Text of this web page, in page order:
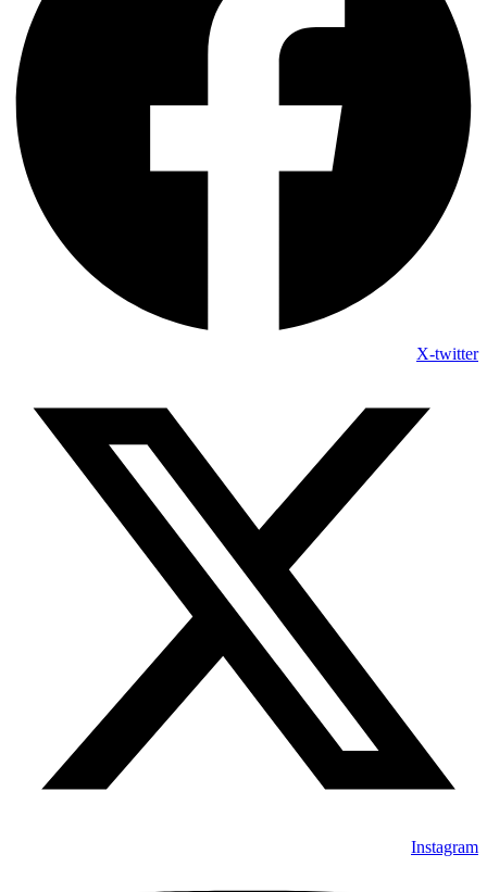
X-twitter
Instagram